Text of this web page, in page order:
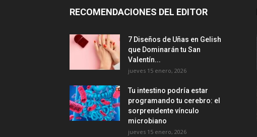
RECOMENDACIONES DEL EDITOR
7 Diseños de Uñas en Gelish
que Dominarán tu San
Valentín...
jueves 15 enero, 2026
Tu intestino podría estar
programando tu cerebro: el
sorprendente vínculo
microbiano
jueves 15 enero, 2026